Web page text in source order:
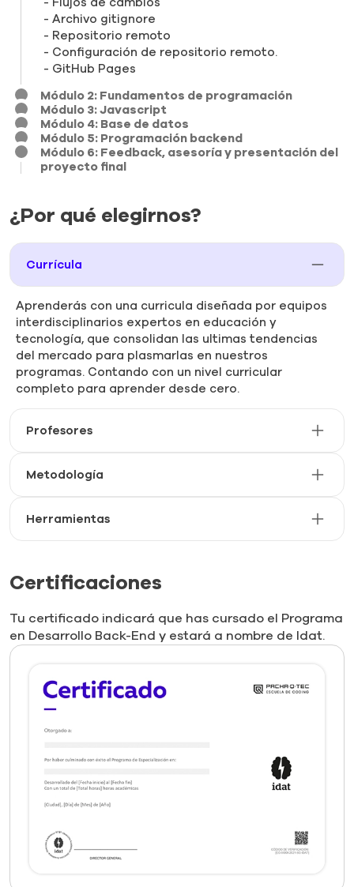
Archivo gitignore
Repositorio remoto
Configuración de repositorio remoto.
GitHub Pages
Módulo 2: Fundamentos de programación
Módulo 3: Javascript
Módulo 4: Base de datos
Módulo 5: Programación backend
Módulo 6: Feedback, asesoría y presentación del
proyecto final
¿Por qué elegirnos?
Currícula
Aprenderás con una curricula diseñada por equipos
interdisciplinarios expertos en educación y
tecnología, que consolidan las ultimas tendencias
del mercado para plasmarlas en nuestros
programas. Contando con un nivel curricular
completo para aprender desde cero.
Profesores
Metodología
Herramientas
Certificaciones
Tu certificado indicará que has cursado el Programa
en Desarrollo Back-End y estará a nombre de Idat.